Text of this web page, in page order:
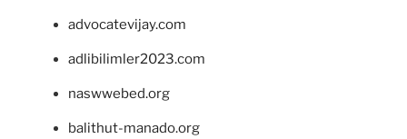
advocatevijay.com
adlibilimler2023.com
naswwebed.org
balithut-manado.org